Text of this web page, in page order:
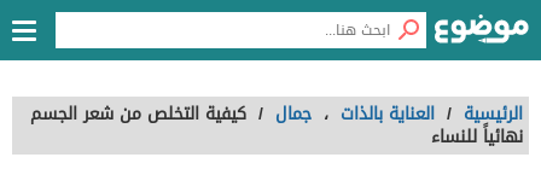
الرئيسية / العناية بالذات ، جمال / كيفية التخلص من شعر الجسم
نهائياً للنساء